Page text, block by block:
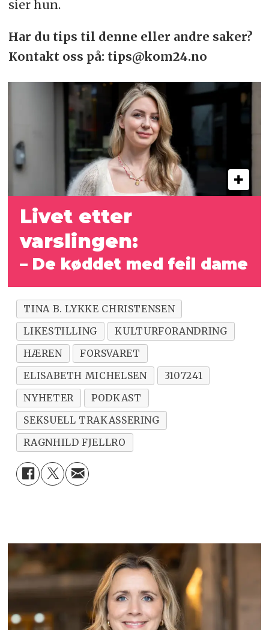
sier hun.
Har du tips til denne eller andre saker?
Kontakt oss på: tips@kom24.no
Livet etter
varslingen:
– De køddet med feil dame
TINA B. LYKKE CHRISTENSEN
LIKESTILLING
KULTURFORANDRING
HÆREN
FORSVARET
ELISABETH MICHELSEN
3107241
NYHETER
PODKAST
SEKSUELL TRAKASSERING
RAGNHILD FJELLRO